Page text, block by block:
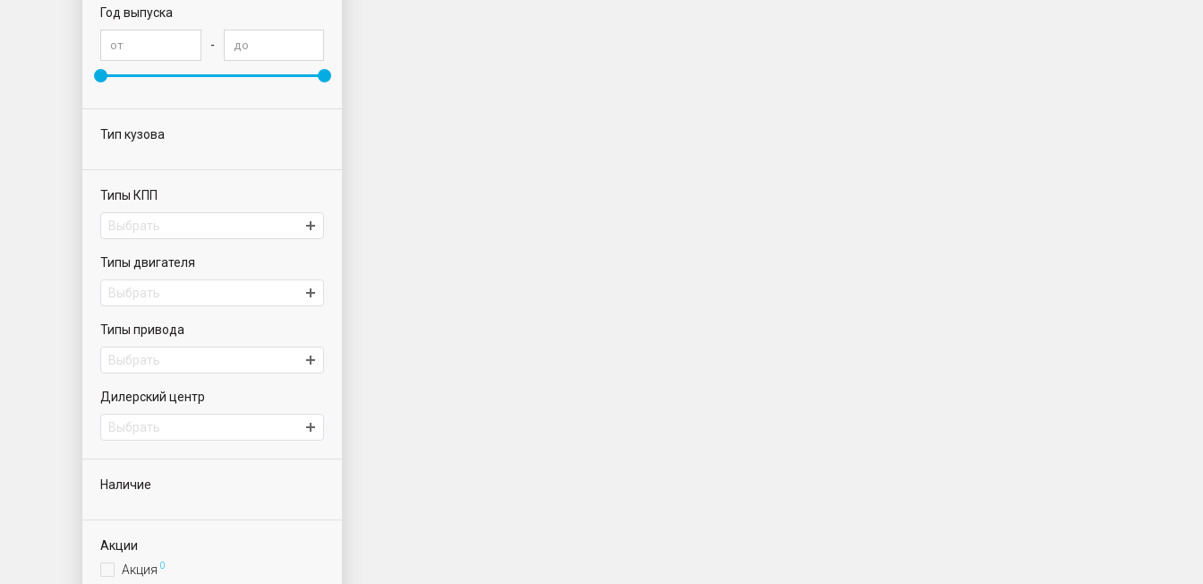
Год выпуска
-
Тип кузова
Типы КПП
Выбрать
Типы двигателя
Выбрать
Типы привода
Выбрать
Дилерский центр
Выбрать
Наличие
Акции
Акция 0